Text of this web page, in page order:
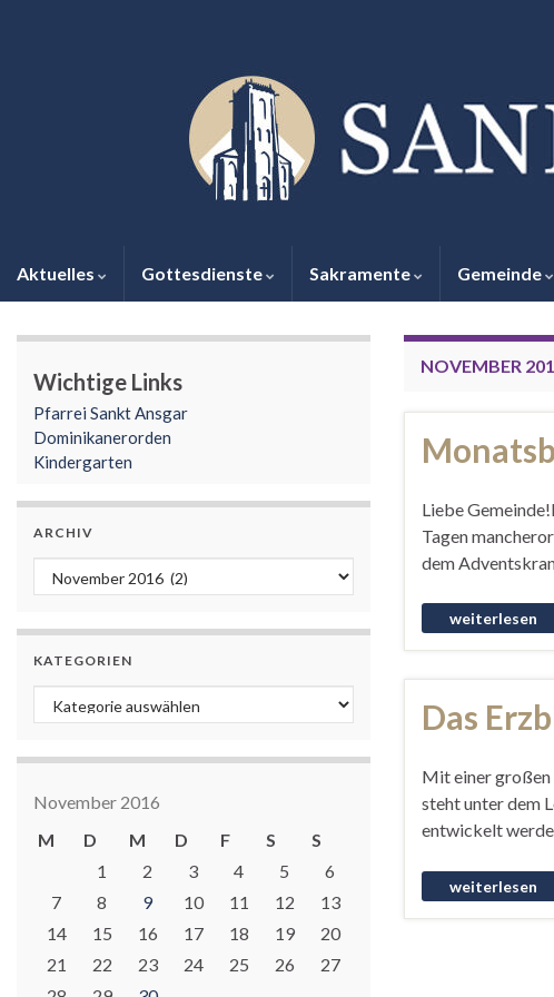
Aktuelles Gottesdienste Sakramente Gemeinde
NOVEMBER
Liebe
Tagen
dem
Das
Mit einer großen
steht unter dem
entwickelt
Wichtige Links
Pfarrei Sankt Ansgar
Dominikanerorden
Kindergarten
ARCHIV
Archiv
KATEGORIEN
Kategorien
November 2016
M
D M D F S
S
1
2 3 4 5
6
7
8 9 10 11 12
13
14
15 16 17 18 19
20
21
22 23 24 25 26
27